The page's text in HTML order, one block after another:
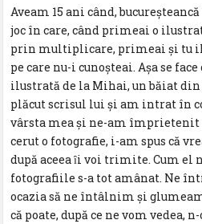
Aveam 15 ani când,
joc în care, când primeai o
prin multiplicare, primeai și tu
pe care nu-i cunoșteai. Așa se
ilustrată de la Mihai, un băiat
plăcut scrisul lui și am intrat în
vârsta mea și ne-am
cerut o fotografie, i-am spus că
după aceea ȋi voi trimite. Cum el
fotografiile s-a tot amânat. Ne
ocazia să ne întâlnim şi
că poate, după ce ne vom vedea,